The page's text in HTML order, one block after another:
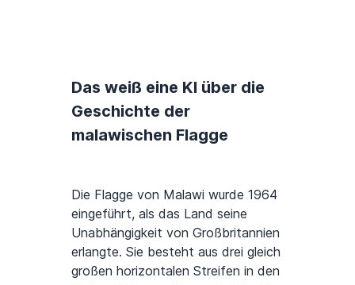
Das weiß eine KI über die
Geschichte der
malawischen Flagge
Die Flagge von Malawi wurde 1964
eingeführt, als das Land seine
Unabhängigkeit von Großbritannien
erlangte. Sie besteht aus drei gleich
großen horizontalen Streifen in den